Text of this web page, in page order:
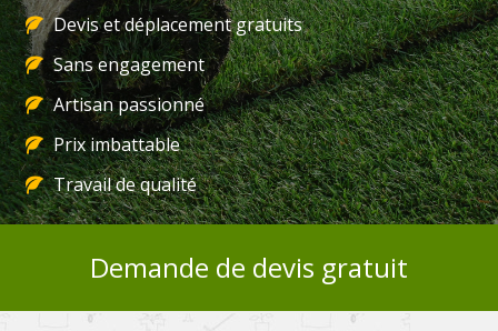
Devis et déplacement gratuits
Sans engagement
Artisan passionné
Prix imbattable
Travail de qualité
Demande de devis gratuit